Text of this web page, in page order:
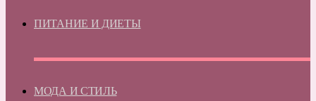
ПИТАНИЕ И ДИЕТЫ
МОДА И СТИЛЬ